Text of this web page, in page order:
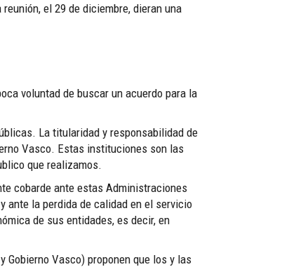
el 29 de diciembre, dieran una
voluntad de buscar un acuerdo para la
La titularidad y responsabilidad de
Vasco. Estas instituciones son las
que realizamos.
cobarde ante estas Administraciones
ante la perdida de calidad en el servicio
de sus entidades, es decir, en
Vasco) proponen que los y las